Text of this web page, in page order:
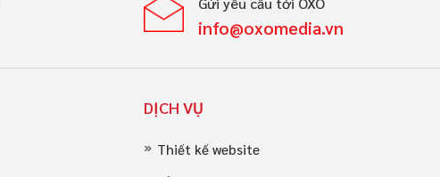
info@oxomedia.vn
DỊCH VỤ
Thiết kế website